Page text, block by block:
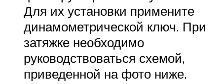
Для их установки примените
динамометрической ключ. При
затяжке необходимо
руководствоваться схемой,
приведенной на фото ниже.